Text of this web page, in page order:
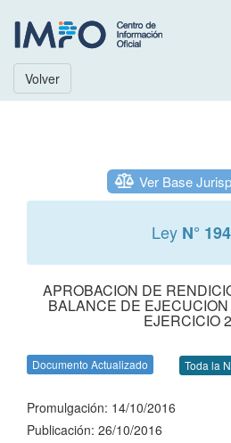
Volver
Ver Base
Ley N°
APROBACION DE
BALANCE DE
EJERCICIO
Documento Actualizado Toda la
Promulgación: 14/10/2016
Publicación: 26/10/2016